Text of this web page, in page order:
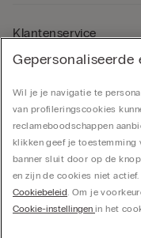
Klantenservice
Bedrijf
CALZEDONIA Finanziaria S.A.
Gepersonaliseerde
Wil je je navigatie te
van profileringscookies
reclameboodschappen
klikken geef je toestemming
banner sluit door op de
en zijn de cookies niet
Cookiebeleid. Om je
Cookie-instellingen in het